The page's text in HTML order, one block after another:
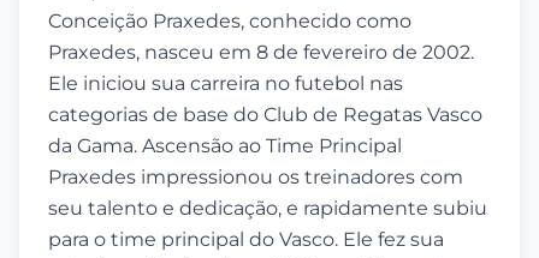
Conceição Praxedes, conhecido como
Praxedes, nasceu em 8 de fevereiro de 2002.
Ele iniciou sua carreira no futebol nas
categorias de base do Club de Regatas Vasco
da Gama. Ascensão ao Time Principal
Praxedes impressionou os treinadores com
seu talento e dedicação, e rapidamente subiu
para o time principal do Vasco. Ele fez sua